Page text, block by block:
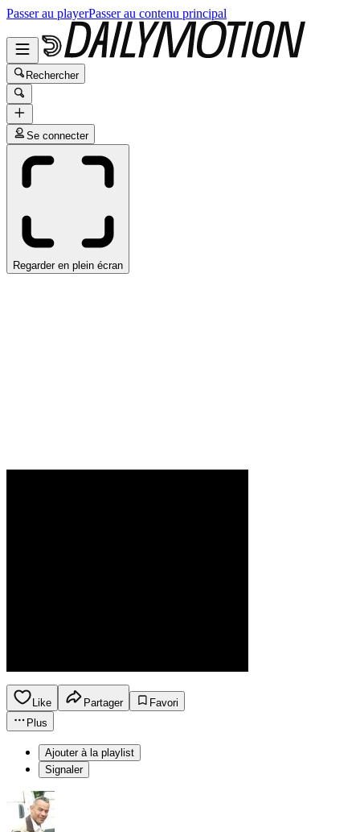
Passer au playerPasser au contenu principal
Rechercher
Se connecter
Regarder en plein écran
Like Partager
Favori
Plus
Ajouter à la playlist
Signaler